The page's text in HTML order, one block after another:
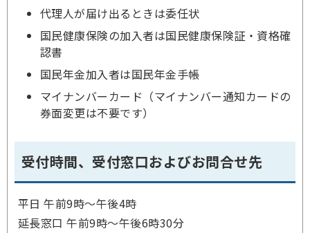
代理人が届け出るときは委任状
国民健康保険の加入者は国民健康保険証・資格確
認書
国民年金加入者は国民年金手帳
マイナンバーカード（マイナンバー通知カードの
券面変更は不要です）
受付時間、受付窓口およびお問合せ先
平日 午前9時～午後4時
延長窓口 午前9時～午後6時30分